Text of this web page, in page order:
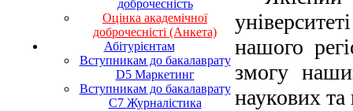
доброчесність
Оцінка академічної
доброчесністі (Анкета)
Абітурієнтам
Вступникам до бакалаврату
D5 Маркетинг
Вступникам до бакалаврату
С7 Журналістика
нашого
змогу
наукових та